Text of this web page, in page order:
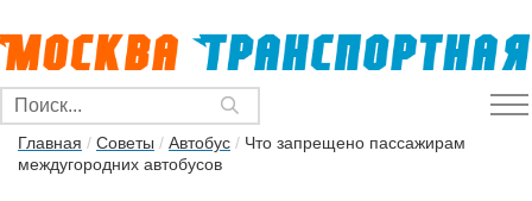
Главная / Советы / Автобус / Что запрещено пассажирам
междугородних автобусов